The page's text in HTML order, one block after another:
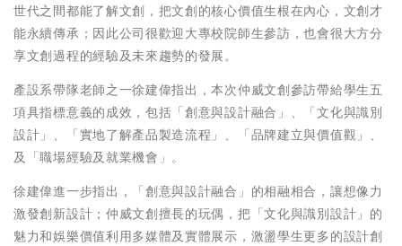
世代之間都能了解文創，把文創的核心價值生根在內心，文創才
能永續傳承；因此公司很歡迎大專校院師生參訪，也會很大方分
享文創過程的經驗及未來趨勢的發展。
產設系帶隊老師之一徐建偉指出，本次仲威文創參訪帶給學生五
項具指標意義的成效，包括「創意與設計融合」、「文化與識別
設計」、「實地了解產品製造流程」、「品牌建立與價值觀」、
及「職場經驗及就業機會」。
徐建偉進一步指出，「創意與設計融合」的相融相合，讓想像力
激發創新設計；仲威文創擅長的玩偶，把「文化與識別設計」的
魅力和娛樂價值利用多媒體及實體展示，激盪學生更多的設計創